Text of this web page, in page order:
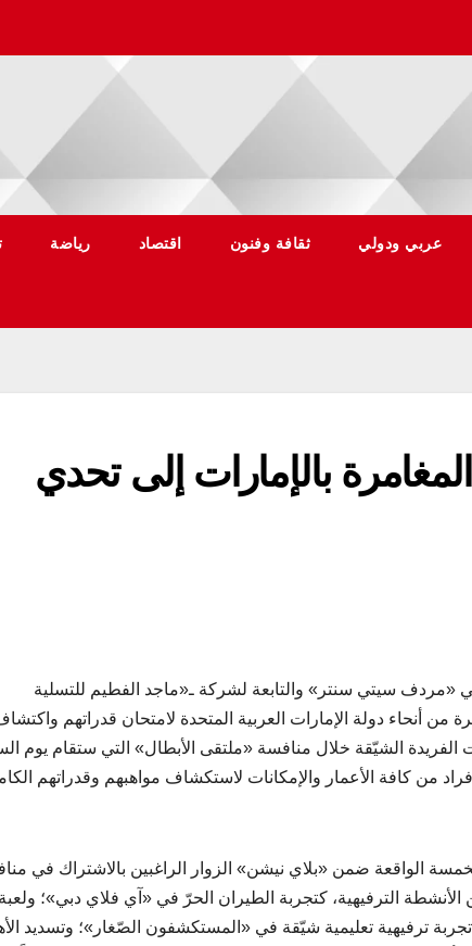
عربي ودولي ثقافة وفنون اقتصاد رياضة
بالإمارات إلى تحدي
«مردف سيتي سنتر» والتابعة لشركة ـ«ماجد الفطيم للتسلية
من أنحاء دولة الإمارات العربية المتحدة لامتحان قدراتهم
الشيّقة خلال منافسة «ملتقى الأبطال» التي ستقام يوم
الأفراد من كافة الأعمار والإمكانات لاستكشاف مواهبهم وقدراتهم
الواقعة ضمن «بلاي نيشن» الزوار الراغبين بالاشتراك في
الترفيهية، كتجربة الطيران الحرّ في «آي فلاي دبي»؛
ترفيهية تعليمية شيّقة في «المستكشفون الصّغار»؛ وتسديد